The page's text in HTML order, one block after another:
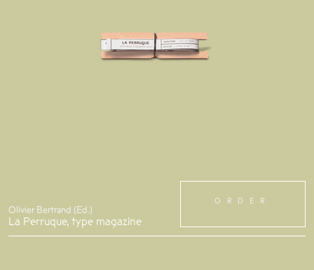
Olivier Bertrand (Ed.)
La Perruque, type magazine
ORDER